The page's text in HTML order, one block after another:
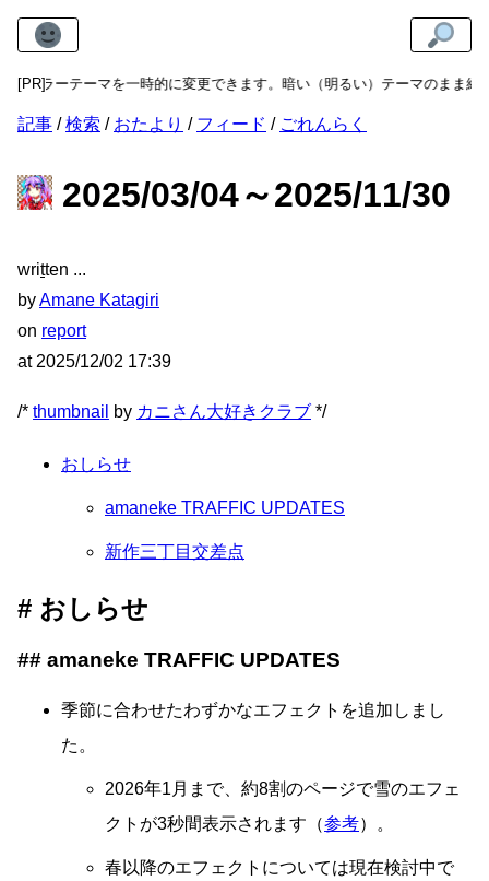
[PR]
ラーテーマを一時的に変更できます。暗い（明るい）テーマのまま維持
記事 検索 おたより フィード ごれんらく
2025/03/04～2025/11/30
written
byAmane Katagiri
on report
at 2025/12/02 17:39
/* thumbnail by カニさん大好きクラブ */
おしらせ
amaneke TRAFFIC UPDATES
新作三丁目交差点
おしらせ
amaneke TRAFFIC UPDATES
季節に合わせたわずかなエフェクトを追加しまし
た。
2026年1月まで、約8割のページで雪のエフェ
クトが3秒間表示されます（参考）。
春以降のエフェクトについては現在検討中で